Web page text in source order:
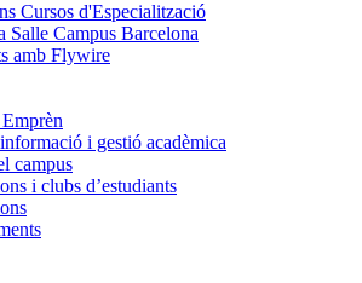
Cursos d'Especialització
Salle Campus Barcelona
amb Flywire
i gestió acadèmica
campus
i clubs d’estudiants